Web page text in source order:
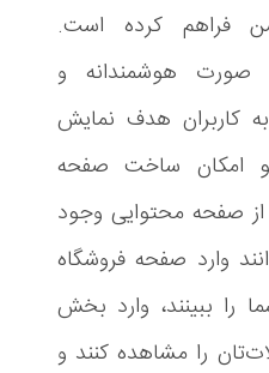
فراهم کرده است.
صورت هوشمندانه و
کاربران هدف نمایش
امکان ساخت صفحه
صفحه محتوایی وجود
وارد صفحه فروشگاه
را ببینند، وارد بخش
را مشاهده کنند و